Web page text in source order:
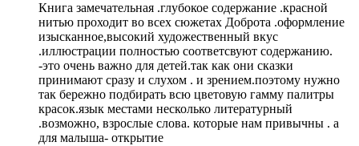
Книга замечательная .глубокое содержание .красной
нитью проходит во всех сюжетах Доброта .оформление
изысканное,высокий художественный вкус
.иллюстрации полностью соответсвуют содержанию.
-это очень важно для детей.так как они сказки
принимают сразу и слухом . и зрением.поэтому нужно
так бережно подбирать всю цветовую гамму палитры
красок.язык местами несколько литературный
.возможно, взрослые слова. которые нам привычны . а
для малыша- открытие